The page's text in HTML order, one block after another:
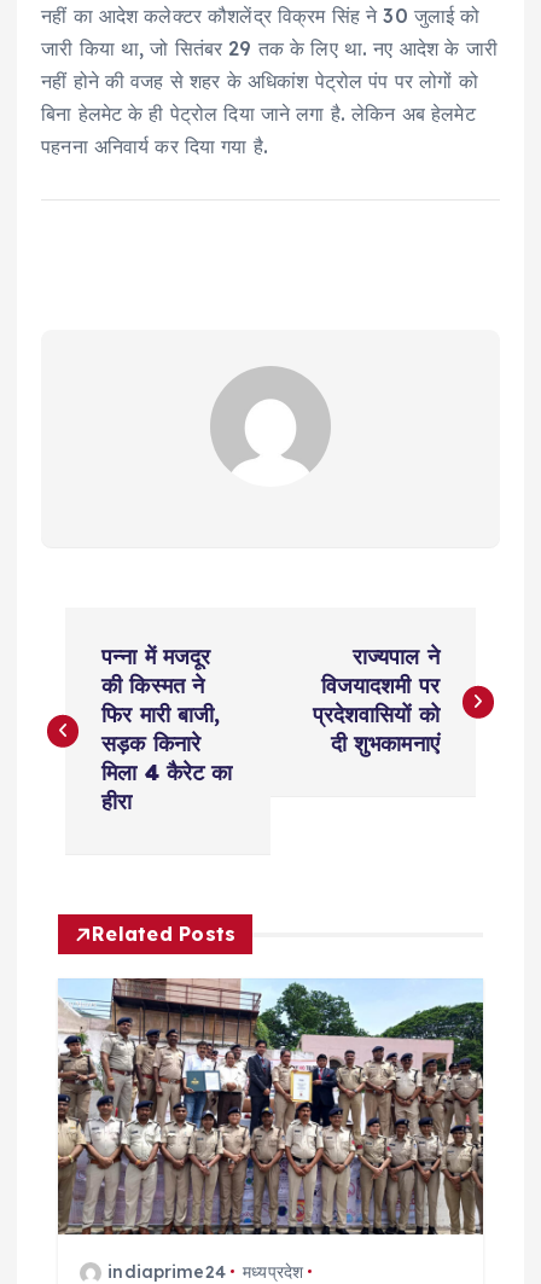
नहीं का आदेश कलेक्टर कौशलेंद्र विक्रम सिंह ने 30 जुलाई को
जारी किया था, जो सितंबर 29 तक के लिए था. नए आदेश के जारी
नहीं होने की वजह से शहर के अधिकांश पेट्रोल पंप पर लोगों को
बिना हेलमेट के ही पेट्रोल दिया जाने लगा है. लेकिन अब हेलमेट
पहनना अनिवार्य कर दिया गया है.
s
a
v
g
a
t
पन्ना में मजदूर
की किस्मत ने
फिर मारी बाजी,
सड़क किनारे
मिला 4 कैरेट का
हीरा
राज्यपाल ने
विजयादशमी पर
प्रदेशवासियों को
दी शुभकामनाएं
Related Posts
indiaprime24
मध्यप्रदेश